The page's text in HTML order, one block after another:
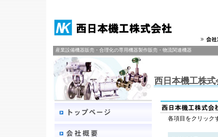
産業設備機器販売・合理化の専用機器製作販売・物流関連機器
西日本機工株
各項目をクリック